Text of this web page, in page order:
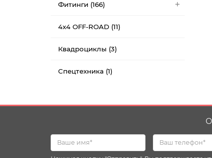
Фитинги (166)
4x4 OFF-ROAD (11)
Квадроциклы (3)
Спецтехника (1)